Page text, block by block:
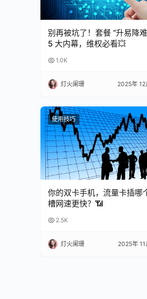
别再被坑了！套餐 “升易降
5 大内幕，维权必看💥
1.0K
灯火阑珊 2025年 12
使用技巧
你的双卡手机，流量卡插哪
槽网速更快？📶
2.5K
灯火阑珊 2025年 11